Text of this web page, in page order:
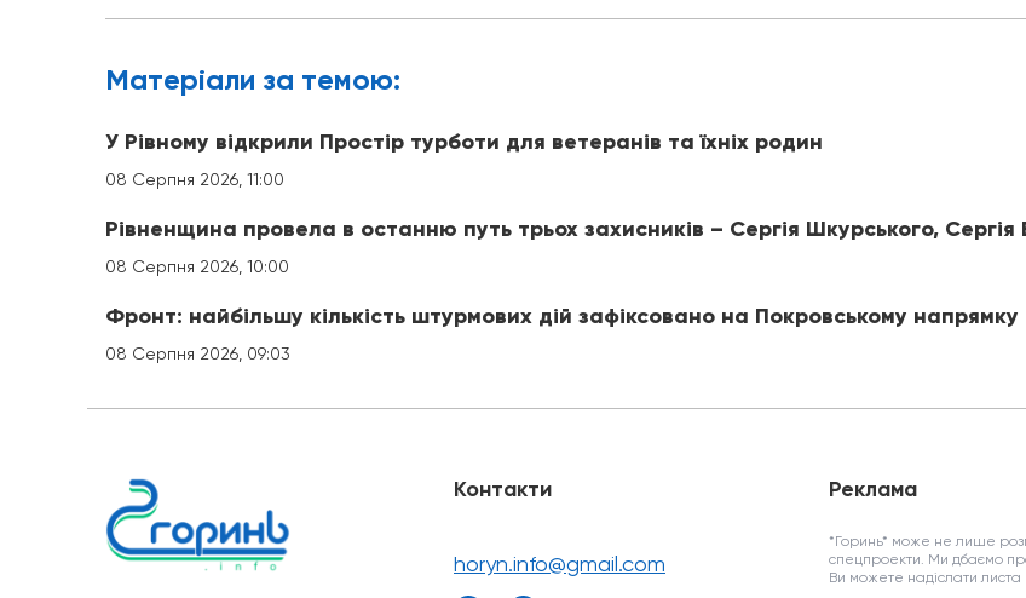
Матерiали за темою:
У Рівному відкрили Простір турботи для ветеранів та їхніх родин
08 Серпня 2026, 11:00
Рівненщина провела в останню путь трьох захисників – Сергія Шкурського,
08 Серпня 2026, 10:00
Фронт: найбільшу кількість штурмових дій зафіксовано на Покровському напрямку
08 Серпня 2026, 09:03
Контакти
horyn.info@gmail.com
Реклама
*Горинь* може не лише
спецпроекти. Ми дбаємо
Ви можете надіслати